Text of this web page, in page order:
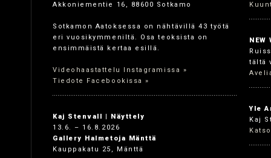
Akkoniementie 16, 88600 Sotkamo
Sotkamon Aatoksessa on nähtävillä 43 työtä
eri vuosikymmeniltä. Osa teoksista on
ensimmäistä kertaa esillä.
Videohaastattelu Instagramissa »
Tiedote Facebookissa »
Kaj Stenvall | Näyttely
13.6. – 16.8.2026
Gallery Halmetoja Mänttä
Kauppakatu 25, Mänttä
NEW
tältä
Yle
Kaj